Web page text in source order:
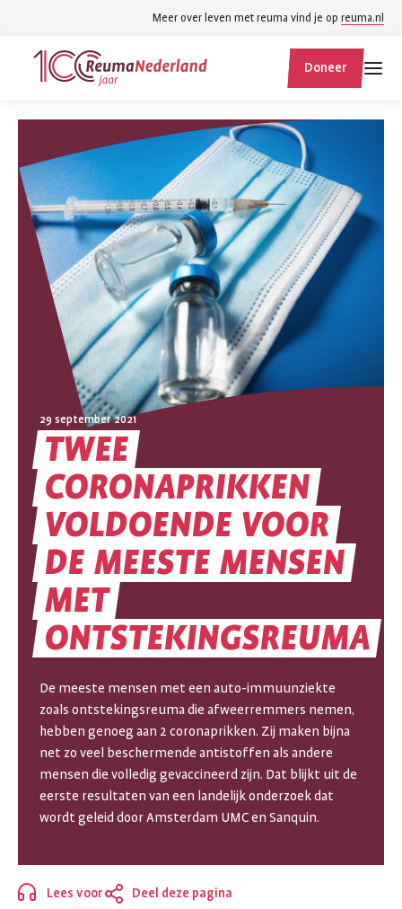
hoofdinhoud
footer
navigatie
Meer over leven met reuma vind je op reuma.nl
ReumaNederland
homepage
Doneer
binnen
reumanederland.nl
29 september 2021
TWEE
CORONAPRIKKEN
VOLDOENDE
VOOR
DE
MEESTE
MENSEN
MET
ONTSTEKINGSREUMA
TWEE
CORONAPRIKKEN
VOLDOENDE VOOR
DE MEESTE MENSEN
MET
ONTSTEKINGSREUMA
De meeste mensen met een auto-immuunziekte
zoals ontstekingsreuma die afweerremmers nemen,
hebben genoeg aan 2 coronaprikken. Zij maken bijna
net zo veel beschermende antistoffen als andere
mensen die volledig gevaccineerd zijn. Dat blijkt uit de
eerste resultaten van een landelijk onderzoek dat
wordt geleid door Amsterdam UMC en Sanquin.
Lees voor Deel deze pagina
Sluiten